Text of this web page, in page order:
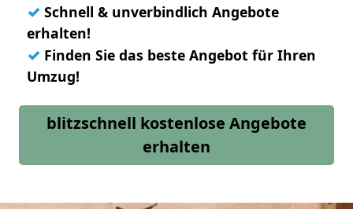
✓ Schnell & unverbindlich Angebote
erhalten!
✓ Finden Sie das beste Angebot für Ihren
Umzug!
blitzschnell kostenlose Angebote
erhalten